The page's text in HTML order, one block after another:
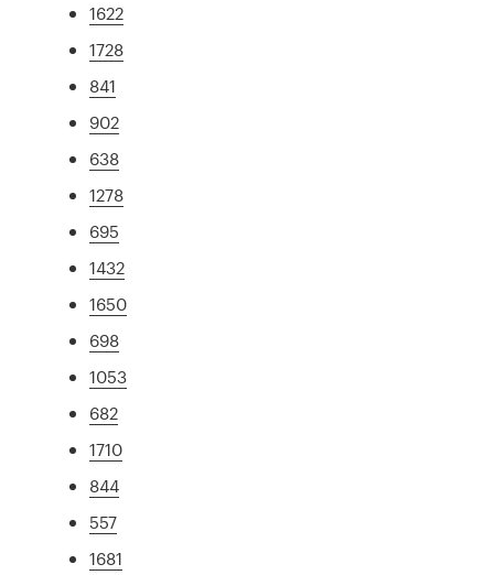
1622
1728
841
902
638
1278
695
1432
1650
698
1053
682
1710
844
557
1681